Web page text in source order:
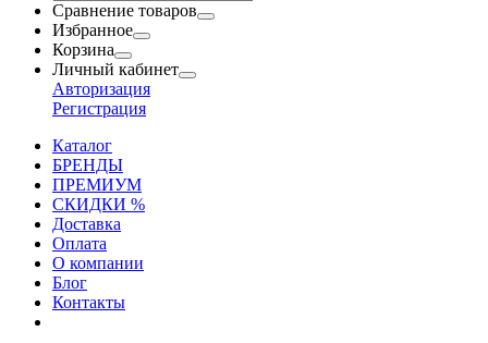
Сравнение товаров
Избранное
Корзина
Личный кабинет
Авторизация
Регистрация
Каталог
БРЕНДЫ
ПРЕМИУМ
СКИДКИ %
Доставка
Оплата
О компании
Блог
Контакты